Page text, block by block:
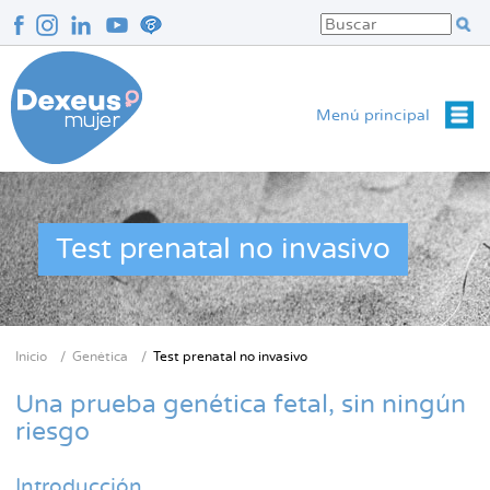
contenido
principal
Menú principal
Test prenatal no invasivo
enlaces
de
a
Inicio Genética Test prenatal no invasivo
Una prueba genética fetal, sin ningún
riesgo